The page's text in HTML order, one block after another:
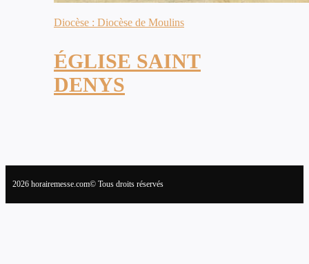
Diocèse : Diocèse de Moulins
ÉGLISE SAINT
DENYS
2026 horairemesse.com© Tous droits réservés